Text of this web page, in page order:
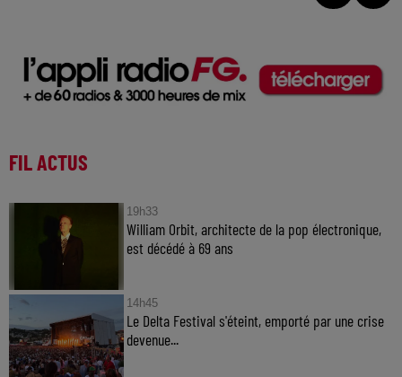
FIL ACTUS
19h33
William Orbit, architecte de la pop électronique,
est décédé à 69 ans
14h45
Le Delta Festival s'éteint, emporté par une crise
devenue...